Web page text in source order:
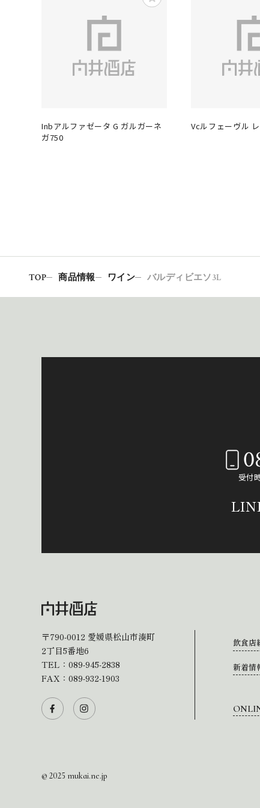
Inbアルファゼータ G ガルガーネ
ガ750
Vcルフェーヴル
TOP 商品情報 ワイン バルディビエソ3L
受付
〒790-0012 愛媛県松山市湊町
2丁目5番地6
TEL： 089-945-2838
FAX：089-932-1903
飲食店
新着情
© 2025 mukai.ne.jp